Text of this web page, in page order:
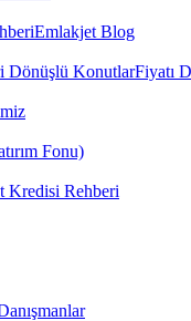
Emlakjet Blog
Dönüşlü KonutlarFiyatı
Fonu)
Kredisi Rehberi